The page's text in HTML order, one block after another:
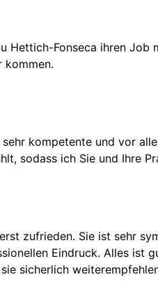
Fonseca ihren
kommen.
kompetente und vor
sodass ich Sie und Ihre
zufrieden. Sie ist sehr
Eindruck. Alles
sicherlich